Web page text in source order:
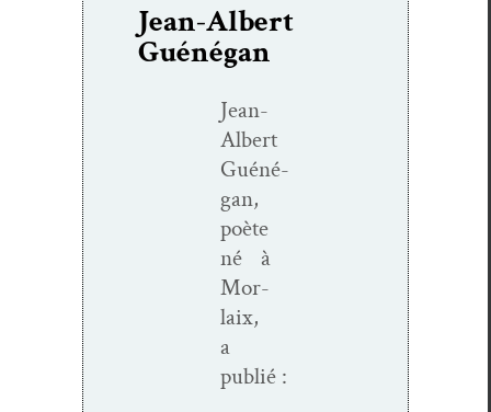
Jean-Albert
Guénégan
Jean-
Albert
Guéné­
gan,
poète
né à
Mor­
laix,
a
publié :